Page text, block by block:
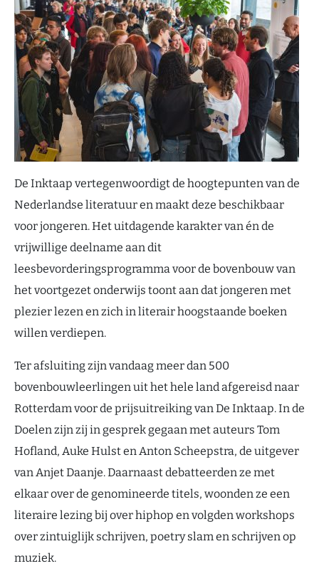
De Inktaap vertegenwoordigt de hoogtepunten van de
Nederlandse literatuur en maakt deze beschikbaar
voor jongeren. Het uitdagende karakter van én de
vrijwillige deelname aan dit
leesbevorderingsprogramma voor de bovenbouw van
het voortgezet onderwijs toont aan dat jongeren met
plezier lezen en zich in literair hoogstaande boeken
willen verdiepen.
Ter afsluiting zijn vandaag meer dan 500
bovenbouwleerlingen uit het hele land afgereisd naar
Rotterdam voor de prijsuitreiking van De Inktaap. In de
Doelen zijn zij in gesprek gegaan met auteurs Tom
Hofland, Auke Hulst en Anton Scheepstra, de uitgever
van Anjet Daanje. Daarnaast debatteerden ze met
elkaar over de genomineerde titels, woonden ze een
literaire lezing bij over hiphop en volgden workshops
over zintuiglijk schrijven, poetry slam en schrijven op
muziek.